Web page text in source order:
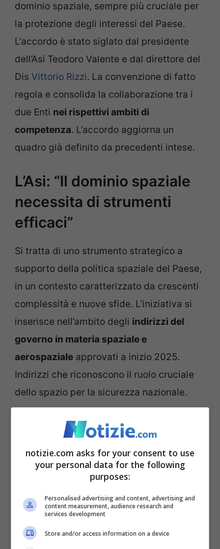
dominio spaziale, sempre più cruciale per
la protezione degli interessi del Paese.
L’accordo è stato siglato dal presidente
dell’Asi Teodoro Valente e dal direttore del
Dis Vittorio Rizzi. La convenzione di fatto
regola e consolida la collaborazione tra i
due Enti nei rispettivi ambiti di
competenza. L’accordo aggiorna un
quadro già definito da precedenti intese.
L’Asi: “Il dominio spaziale
necessita di strumenti
efficaci”
Si tratta di uno strumento strategico a
supporto della politica spaziale del Paese,
in un contesto caratterizzato da crescenti
complessità e nuove sfide. L’iniziativa si
inserisce nell’ambito degli indirizzi del
governo in materia spaziale e
aerospaziale approvati a inizio 2025.
Indirizzi che riconoscono il ruolo cruciale
dello spazio per la sicurezza nazionale.
Il dominio spaziale – si legge in una nota
– necessita di strumenti efficaci
che garantiscano la protezione degli asset
tecnologici e la sicurezza nella gestione
dei programmi spaziali. Che richiedono
sempre maggior riservatezza e resilienza,
fin dalle fasi di progettazione e lungo
notizie.com asks for your consent to use
your personal data for the following
purposes:
Personalised advertising and content, advertising and
content measurement, audience research and
services development
Store and/or access information on a device